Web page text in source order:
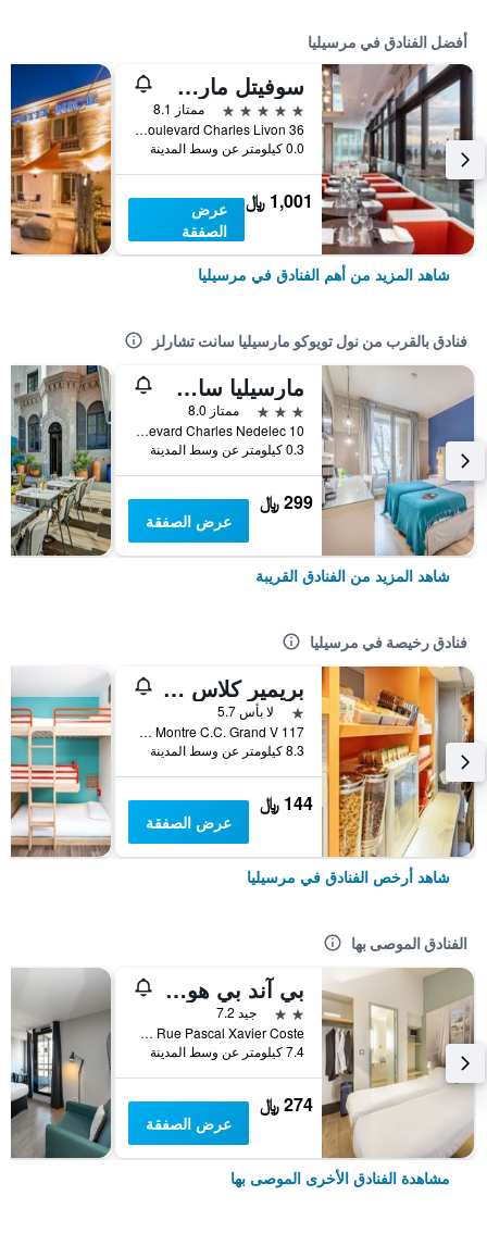
أفضل الفنادق في مرسيليا
سوفيتل مارسيي فيو- بور
5 نجوم
ممتاز 8.1
36 Boulevard Charles Livon, مرسيليا, إقليم بوش دو رون, فرنسا
0.0 كيلومتر عن وسط المدينة
1,001 ﷼
عرض
الصفقة
شاهد المزيد من أهم الفنادق في مرسيليا
فنادق بالقرب من نول تويوكو مارسيليا سانت تشارلز
مارسيليا سان تشارلز
3 نجوم
ممتاز 8.0
10 Boulevard Charles Nedelec, مرسيليا, إقليم بوش دو رون, فرنسا
0.3 كيلومتر عن وسط المدينة
299 ﷼
عرض الصفقة
شاهد المزيد من الفنادق القريبة
فنادق رخيصة في مرسيليا
بريمير كلاس مارسيليه إيست - لا فالينتين
نجمة واحدة
لا بأس 5.7
117 Traverse De La Montre C.C. Grand V, مرسيليا, إقليم بوش دو رون, فرنسا
8.3 كيلومتر عن وسط المدينة
144 ﷼
عرض الصفقة
شاهد أرخص الفنادق في مرسيليا
الفنادق الموصى بها
بي آند بي هوتل مارسي إستاك
2 نجمتين
جيد 7.2
Zac De Saumaty Séon - 1 Rue Pascal Xavier Coste, مرسيليا, إقليم بوش دو رون, فرنسا
7.4 كيلومتر عن وسط المدينة
274 ﷼
عرض الصفقة
مشاهدة الفنادق الأخرى الموصى بها